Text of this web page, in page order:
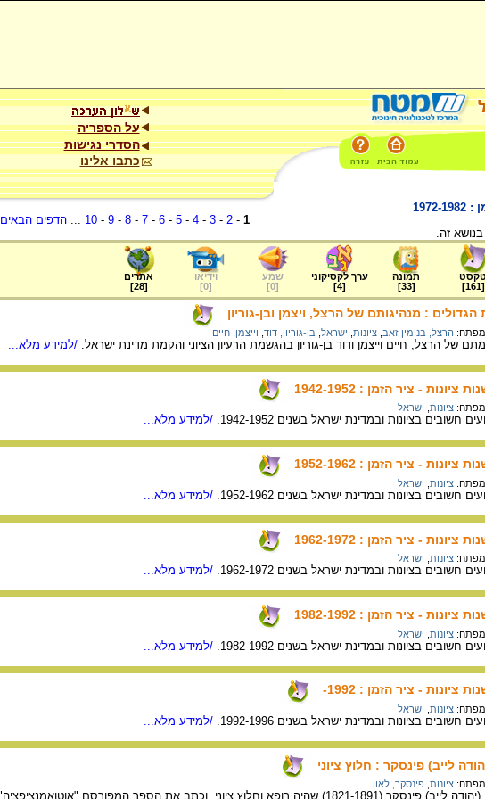
על הספריה
הסדרי נגישות
כתבו אלינו
1
-
2
-
3
-
4
-
5
-
6
-
7
-
8
-
9
-
10
...הדפים הבאים
טקסט
[
161
]
תמונה
[
33
]
ערך לקסיקוני
[
4
]
שמע
[
0
]
וידיאו
[
0
]
אתרים
[
28
]
: מנהיגותם של הרצל, ויצמן ובן-גוריון
הרצל, בנימין זאב ציונות ישראל בן-גוריון, דוד וייצמן, חיים
של הרצל, חיים וייצמן ודוד בן-גוריון בהגשמת הרעיון הציוני והקמת מדינת ישראל. /למידע מלא...
ציונות - ציר הזמן : 1942-1952
ציונות ישראל
חשובים בציונות ובמדינת ישראל בשנים 1942-1952. /למידע מלא...
ציונות - ציר הזמן : 1952-1962
ציונות ישראל
חשובים בציונות ובמדינת ישראל בשנים 1952-1962. /למידע מלא...
ציונות - ציר הזמן : 1962-1972
ציונות ישראל
חשובים בציונות ובמדינת ישראל בשנים 1962-1972. /למידע מלא...
ציונות - ציר הזמן : 1982-1992
ציונות ישראל
חשובים בציונות ובמדינת ישראל בשנים 1982-1992. /למידע מלא...
ציונות - ציר הזמן : 1992-
ציונות ישראל
חשובים בציונות ובמדינת ישראל בשנים 1992-1996. /למידע מלא...
לייב) פינסקר : חלוץ ציוני
ציונות פינסקר, לאון
(1821-1891) שהיה רופא וחלוץ ציוני, וכתב את הספר המפורסם "אוטואמנציפציה".